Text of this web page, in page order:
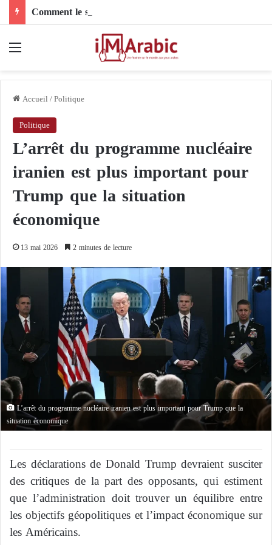
Accueil/Politique
Politique
L’arrêt du programme nucléaire
iranien est plus important pour
Trump que la situation
économique
13 mai 2026 2 minutes de lecture
L’arrêt du programme nucléaire iranien est plus important pour Trump que la
situation économique
Les déclarations de Donald Trump devraient susciter
des critiques de la part des opposants, qui estiment
que l’administration doit trouver un équilibre entre
les objectifs géopolitiques et l’impact économique sur
les Américains.